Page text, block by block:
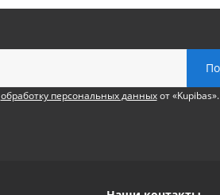
обработку персональных данныхот «Kupibas».